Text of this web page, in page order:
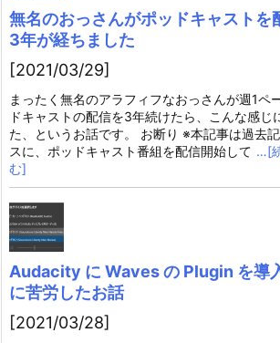
無名のおっさんがポッドキャストを
3年が経ちました
[2021/03/29]
まったく無名のアラフィフなおっさんが週1ペ
ドキャストの配信を3年続けたら、こんな感じ
た、というお話です。 お断り ※本記事は過去
スに、ポッドキャスト番組を配信開始して …[
む]
Audacity に Waves の Plugin を導
に苦労したお話
[2021/03/28]